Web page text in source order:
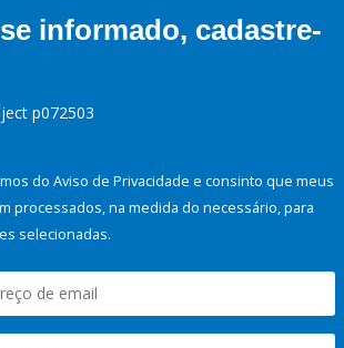
informado, cadastre-
p072503
do Aviso de Privacidade e consinto que meus
processados, na medida do necessário, para
selecionadas.